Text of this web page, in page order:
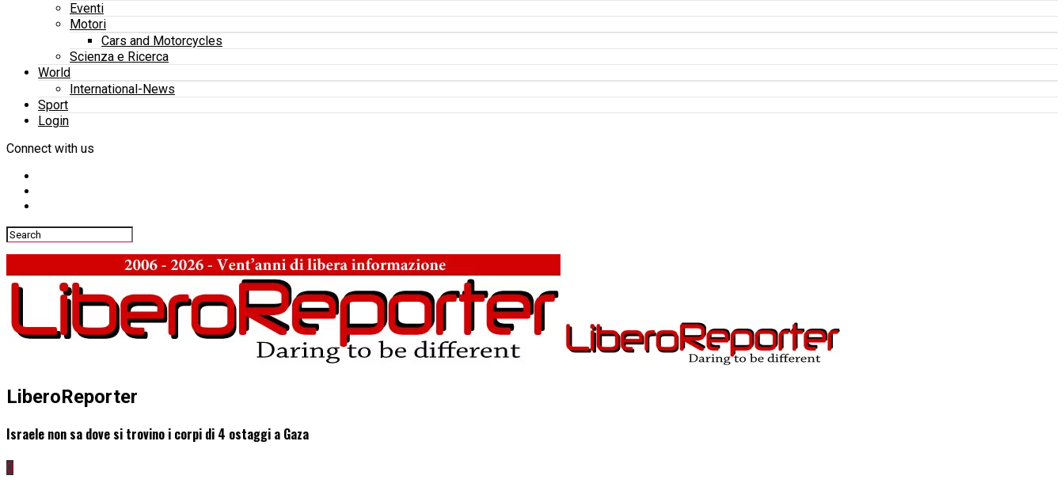
Eventi
Motori
Cars and Motorcycles
Scienza e Ricerca
World
International-News
Sport
Login
Connect with us
LiberoReporter
Israele non sa dove si trovino i corpi di 4 ostaggi a Gaza
0